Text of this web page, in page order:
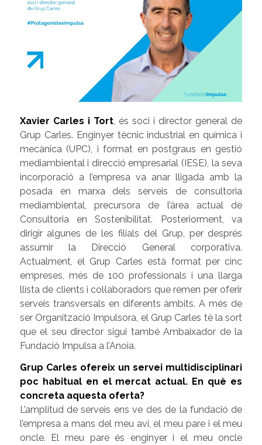
Xavier Carles i Tort, és soci i director general de
Grup Carles. Enginyer tècnic industrial en química i
mecànica (UPC), i format en postgraus en gestió
mediambiental i direcció empresarial (IESE), la seva
incorporació a l’empresa va anar lligada amb la
posada en marxa dels serveis de consultoria
mediambiental, precursora de l’àrea actual de
Consultoria en Sostenibilitat. Posteriorment, va
dirigir algunes de les filials del Grup, per després
assumir la Direcció General corporativa.
Actualment, el Grup Carles està format per cinc
empreses, més de 100 professionals i una llarga
llista de clients i col·laboradors que remen per oferir
serveis transversals en diferents àmbits. A més de
ser Organització Impulsora, el Grup Carles té la sort
que el seu director sigui també Ambaixador de la
Fundació Impulsa a l’Anoia.
Grup Carles ofereix un servei multidisciplinari
poc habitual en el mercat actual. En què es
concreta aquesta oferta?
L’amplitud de serveis ens ve des de la fundació de
l’empresa a mans del meu avi, el meu pare i el meu
oncle. El meu pare és enginyer i el meu oncle